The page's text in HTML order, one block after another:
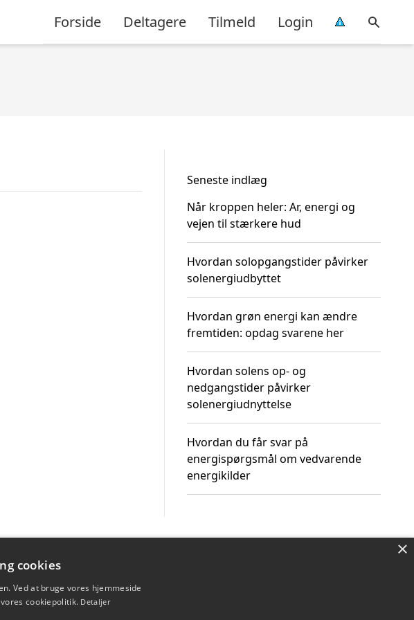
Forside Deltagere Tilmeld Login
Seneste indlæg
Når kroppen heler: Ar, energi og
vejen til stærkere hud
Hvordan solopgangstider påvirker
solenergiudbyttet
Hvordan grøn energi kan ændre
fremtiden: opdag svarene her
Hvordan solens op- og
nedgangstider påvirker
solenergiudnyttelse
Hvordan du får svar på
energispørgsmål om vedvarende
energikilder
×
cookies
Ved at bruge vores hjemmeside
cookiepolitik. Detaljer